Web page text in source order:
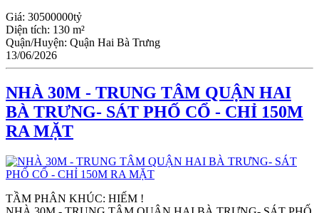
Giá: 30500000tỷ
Diện tích: 130 m²
Quận/Huyện: Quận Hai Bà Trưng
13/06/2026
NHÀ 30M - TRUNG TÂM QUẬN HAI
BÀ TRƯNG- SÁT PHỐ CỔ - CHỈ 150M
RA MẶT
TẦM PHÂN KHÚC: HIẾM !